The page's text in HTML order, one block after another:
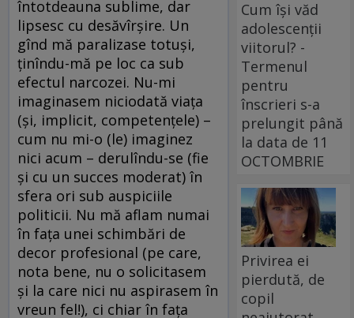
întotdeauna sublime, dar
lipsesc cu desăvîrşire. Un
gînd mă paralizase totuşi,
ţinîndu-mă pe loc ca sub
efectul narcozei. Nu-mi
imaginasem niciodată viaţa
(şi, implicit, competenţele) –
cum nu mi-o (le) imaginez
nici acum – derulîndu-se (fie
şi cu un succes moderat) în
sfera ori sub auspiciile
politicii. Nu mă aflam numai
în faţa unei schimbări de
decor profesional (pe care,
nota bene, nu o solicitasem
şi la care nici nu aspirasem în
vreun fel!), ci chiar în faţa
Cum își văd
adolescenții
viitorul? -
Termenul
pentru
înscrieri s-a
prelungit până
la data de 11
OCTOMBRIE
Privirea ei
pierdută, de
copil